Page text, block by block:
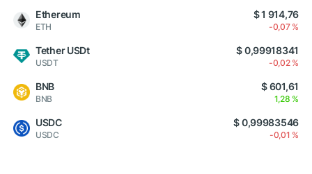
Ethereum
ETH
$ 1 914,76
-0,07 %
Tether USDt
USDT
$ 0,99918341
-0,02 %
BNB
BNB
$ 601,61
1,28 %
USDC
USDC
$ 0,99983546
-0,01 %